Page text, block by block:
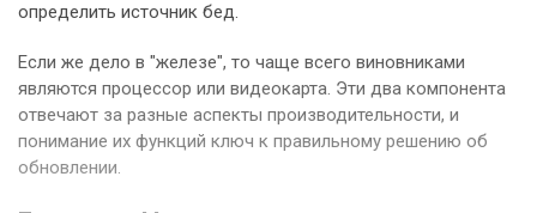
определить источник бед.
Если же дело в "железе", то чаще всего виновниками
являются процессор или видеокарта. Эти два компонента
отвечают за разные аспекты производительности, и
понимание их функций ключ к правильному решению об
обновлении.